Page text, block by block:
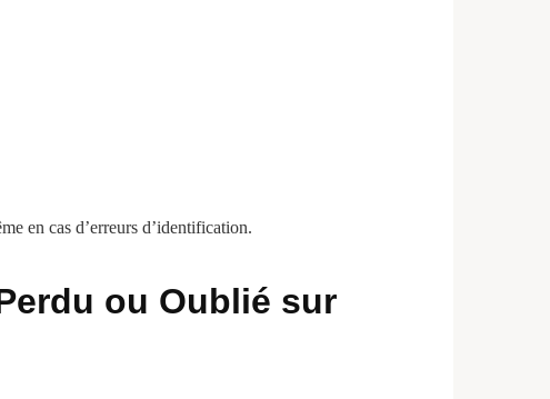
en cas d’erreurs d’identification.
ou Oublié sur